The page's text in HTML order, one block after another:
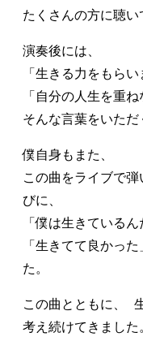
たくさんの方に聴い
演奏後には、
「生きる力をもらい
「自分の人生を重
そんな言葉をいただ
僕自身もまた、
この曲をライブで
びに、
「僕は生きているん
「生きてて良かっ
た。
この曲とともに、
考え続けてきました